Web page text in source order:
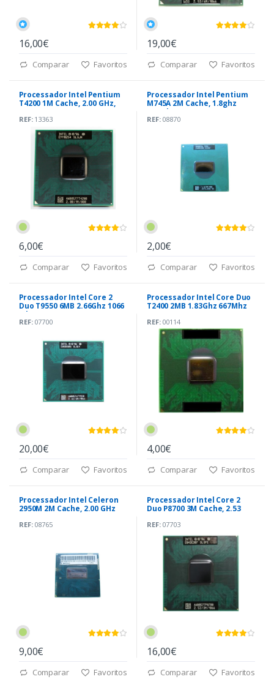
16,00€
Comparar Favoritos
19,00€
Comparar Favoritos
Processador Intel Pentium
T4200 1M Cache, 2.00 GHz,
REF:13363
6,00€
Comparar Favoritos
Processador Intel Pentium
M745A 2M Cache, 1.8ghz
400mhz
REF:08870
2,00€
Comparar Favoritos
Processador Intel Core 2
Duo T9550 6MB 2.66Ghz 1066
Mhz
REF:07700
20,00€
Comparar Favoritos
Processador Intel Core Duo
T2400 2MB 1.83Ghz 667Mhz
REF:00114
4,00€
Comparar Favoritos
Processador Intel Celeron
2950M 2M Cache, 2.00 GHz
REF:08765
9,00€
Comparar Favoritos
Processador Intel Core 2
Duo P8700 3M Cache, 2.53
REF:07703
16,00€
Comparar Favoritos